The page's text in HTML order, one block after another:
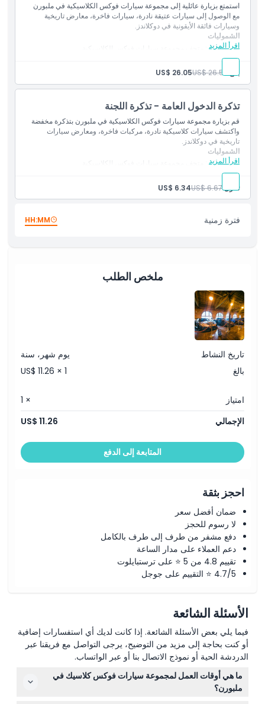
كيفية الاسترداد
سياسة الإلغاء
استمتع بزيارة عائلية إلى مجموعة سيارات فوكس الكلاسيكية في ملبورن
مع الوصول إلى سيارات عتيقة نادرة، سيارات فاخرة، معارض تاريخية
وسيارات فائقة الأيقونية في دوكلاندز.
اقرأ المزيد
الشموليات
الدخول إلى: متحف مجموعة سيارات فوكس الكلاسيكية
جولة إرشادية داخل الجذب السياحي
بالغ:
US$ 26.57
US$ 26.05
تذكرة الدخول العامة - تذكرة اللجنة
قم بزيارة مجموعة سيارات فوكس الكلاسيكية في ملبورن بتذكرة مخفضة
واكتشف سيارات كلاسيكية نادرة، مركبات فاخرة، ومعارض سيارات
تاريخية في دوكلاندز.
اقرأ المزيد
الشموليات
الدخول إلى: متحف مجموعة سيارات فوكس الكلاسيكية
جولة إرشادية داخل الجذب السياحي
تنازل:US$ 6.67
US$ 6.34
فترة زمنية HH:MM
ملخص الطلب
تاريخ النشاط
يوم شهر، سنة
بالغ
US$ 11.26 × 1
امتياز
× 1
الإجمالي
US$ 11.26
المتابعة إلى الدفع
احجز بثقة
ضمان أفضل سعر
لا رسوم للحجز
دفع مشفر من طرف إلى طرف بالكامل
دعم العملاء على مدار الساعة
تقييم 4.8 من 5 ⭐ على ترستبايلوت
4.7/5 ⭐ التقييم على جوجل
الأسئلة الشائعة
فيما يلي بعض الأسئلة الشائعة. إذا كانت لديك أي استفسارات إضافية
أو كنت بحاجة إلى مزيد من التوضيح، يرجى التواصل مع فريقنا عبر
الدردشة الحية أو نموذج الاتصال بنا أو عبر الواتساب.
ما هي أوقات العمل لمجموعة سيارات فوكس كلاسيك في
ملبورن؟